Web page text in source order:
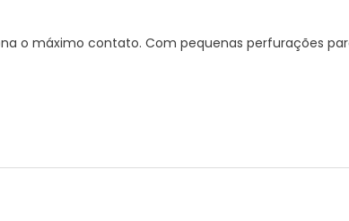
o máximo contato. Com pequenas perfurações